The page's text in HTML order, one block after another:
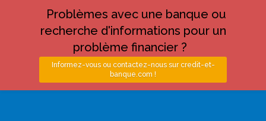
Problèmes avec une banque ou
recherche d'informations pour un
problème financier ?
Informez-vous ou contactez-nous sur credit-et-
banque.com !